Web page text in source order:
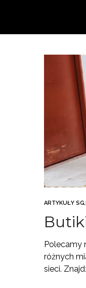
ARTYKUŁY SG,
Polecamy
różnych
sieci.